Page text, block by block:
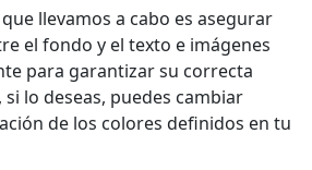
llevamos a cabo es asegurar
el fondo y el texto e imágenes
para garantizar su correcta
lo deseas, puedes cambiar
de los colores definidos en tu